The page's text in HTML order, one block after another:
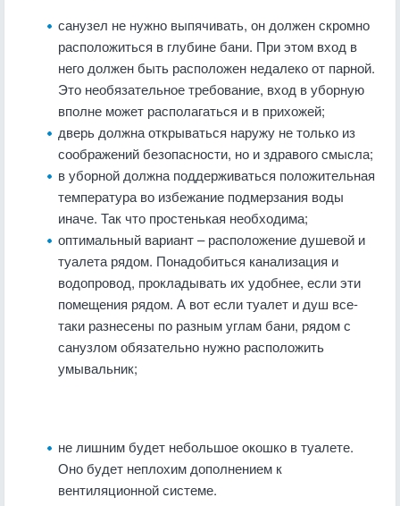
санузел не нужно выпячивать, он должен скромно
расположиться в глубине бани. При этом вход в
него должен быть расположен недалеко от парной.
Это необязательное требование, вход в уборную
вполне может располагаться и в прихожей;
дверь должна открываться наружу не только из
соображений безопасности, но и здравого смысла;
в уборной должна поддерживаться положительная
температура во избежание подмерзания воды
иначе. Так что простенькая необходима;
оптимальный вариант – расположение душевой и
туалета рядом. Понадобиться канализация и
водопровод, прокладывать их удобнее, если эти
помещения рядом. А вот если туалет и душ все-
таки разнесены по разным углам бани, рядом с
санузлом обязательно нужно расположить
умывальник;
не лишним будет небольшое окошко в туалете.
Оно будет неплохим дополнением к
вентиляционной системе.